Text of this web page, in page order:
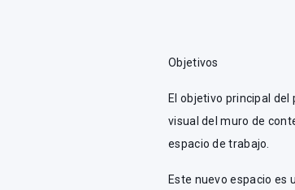
Objetivos
El objetivo principal
visual del muro de
espacio de trabajo.
Este nuevo espacio es